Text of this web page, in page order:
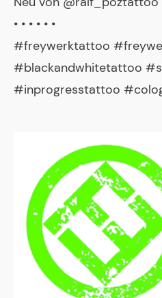
• • • • • •
#freywerktattoo
#blackandwhitetattoo
#inprogresstattoo